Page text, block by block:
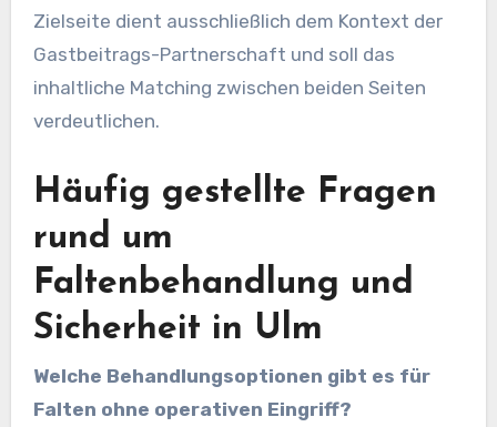
Zielseite dient ausschließlich dem Kontext der
Gastbeitrags-Partnerschaft und soll das
inhaltliche Matching zwischen beiden Seiten
verdeutlichen.
Häufig gestellte Fragen
rund um
Faltenbehandlung und
Sicherheit in Ulm
Welche Behandlungsoptionen gibt es für
Falten ohne operativen Eingriff?